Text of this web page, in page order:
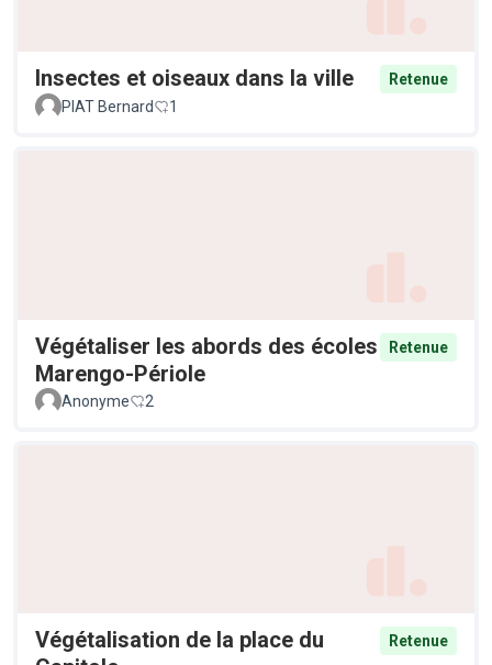
Insectes et oiseaux dans la ville
Retenue
PIAT Bernard
1
Végétaliser les abords des écoles
Marengo-Périole
Retenue
Anonyme 2
Végétalisation de la place du
Retenue